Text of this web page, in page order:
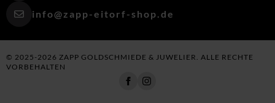
info@zapp-eitorf-shop.de
© 2025-2026 ZAPP GOLDSCHMIEDE & JUWELIER. ALLE RECHTE
VORBEHALTEN